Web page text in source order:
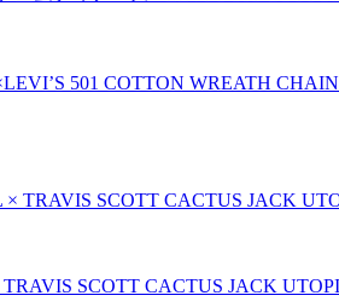
501 COTTON WREATH
SCOTT CACTUS JACK